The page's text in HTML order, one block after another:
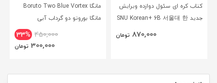
کتاب کره ای سئول دوازده ویرایش
جدید SNU Korean+ 6B 서울대 한
870,000 تومان
مانگا Boruto Two Blue Vortex
مانگا بوروتو دو گرداب آبی
33% 450,000
300,000 تومان